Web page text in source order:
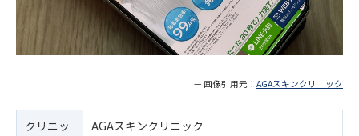
— 画像引用元： AGAスキンクリニック
クリニッ
AGAスキンクリニック